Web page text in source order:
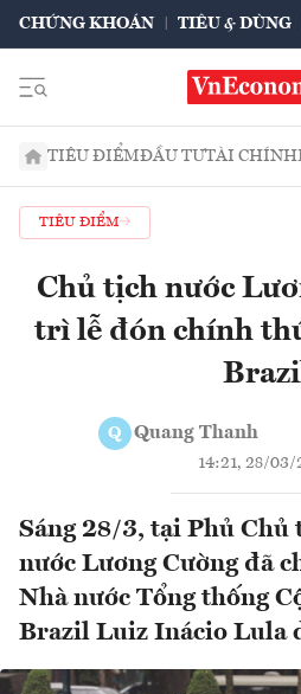
CHỨNG KHOÁN TIÊU & DÙNG
TIÊU ĐIỂMĐẦU TƯTÀI CHÍNH
TIÊU ĐIỂM
Chủ tịch nước
trì lễ đón chính
Q Quang Thanh
14:21, 28/03/
Sáng 28/3, tại Phủ Chủ
nước Lương Cường đã
Nhà nước Tổng thống
Brazil Luiz Inácio Lula